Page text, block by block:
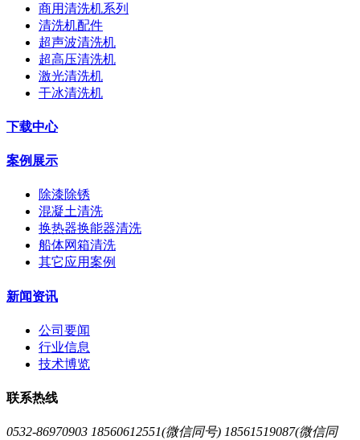
商用清洗机系列
清洗机配件
超声波清洗机
超高压清洗机
激光清洗机
干冰清洗机
下载中心
案例展示
除漆除锈
混凝土清洗
换热器换能器清洗
船体网箱清洗
其它应用案例
新闻资讯
公司要闻
行业信息
技术博览
联系热线
0532-86970903 18560612551(微信同号) 18561519087(微信同